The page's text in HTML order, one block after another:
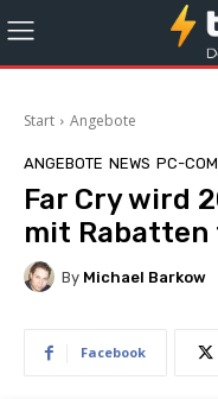
Start Angebote
ANGEBOTE NEWS PC-
Far Cry wird
mit Rabatten
By Michael Barkow
Facebook